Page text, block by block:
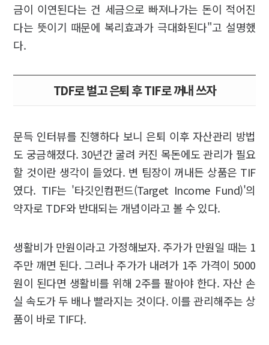
금이 이연된다는 건 세금으로 빠져나가는 돈이 적어진
다는 뜻이기 때문에 복리효과가 극대화된다"고 설명했
다.
TDF로 벌고 은퇴 후 TIF로 꺼내 쓰자
문득 인터뷰를 진행하다 보니 은퇴 이후 자산관리 방법
도 궁금해졌다. 30년간 굴려 커진 목돈에도 관리가 필요
할 것이란 생각이 들었다. 변 팀장이 꺼내든 상품은 TIF
였다. TIF는 '타깃인컴펀드(Target Income Fund)'의
약자로 TDF와 반대되는 개념이라고 볼 수 있다.
생활비가 만원이라고 가정해보자. 주가가 만원일 때는 1
주만 깨면 된다. 그러나 주가가 내려가 1주 가격이 5000
원이 된다면 생활비를 위해 2주를 팔아야 한다. 자산 손
실 속도가 두 배나 빨라지는 것이다. 이를 관리해주는 상
품이 바로 TIF다.